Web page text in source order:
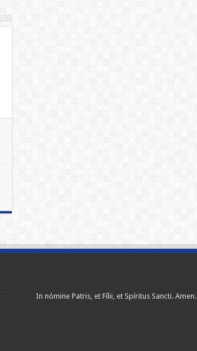
In nómine Patris, et Fílii, et Spíritus Sancti. Amen.